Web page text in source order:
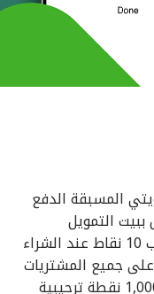
المسبقة الدفع
التمويل
الكويتي حيث يتمكن العميل من كسب 10 نقاط عند الشراء
على جميع المشتريات
محلياً ودولياً بالاضافة للحصول على 1,000 نقطة ترحيبية